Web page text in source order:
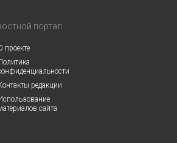
портал
проекте
редакции
сайта